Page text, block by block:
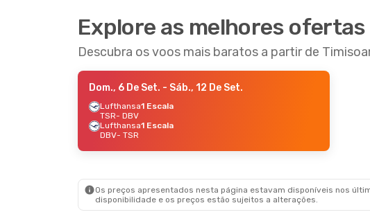
Explore as melhores ofertas
Descubra os voos mais baratos a partir de
Dom., 6 De Set. - Sáb., 12 De Set.
Lufthansa1 Escala
TSR- DBV
Lufthansa1 Escala
DBV- TSR
Os preços apresentados nesta página estavam disponíveis nos
disponibilidade e os preços estão sujeitos a alterações.